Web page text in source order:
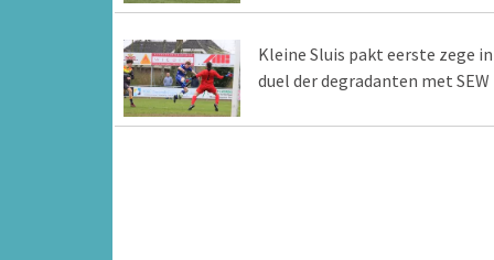
Kleine Sluis pakt eerste zege in
duel der degradanten met SEW